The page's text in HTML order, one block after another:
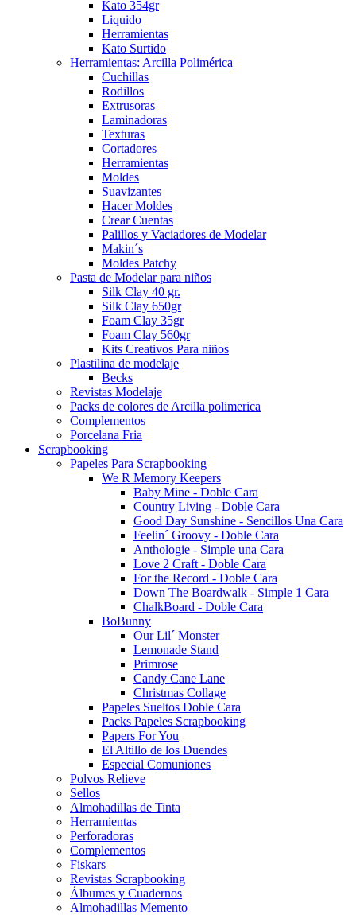
Kato 354gr
Liquido
Herramientas
Kato Surtido
Herramientas: Arcilla Polimérica
Cuchillas
Rodillos
Extrusoras
Laminadoras
Texturas
Cortadores
Herramientas
Moldes
Suavizantes
Hacer Moldes
Crear Cuentas
Palillos y Vaciadores de Modelar
Makin´s
Moldes Patchy
Pasta de Modelar para niños
Silk Clay 40 gr.
Silk Clay 650gr
Foam Clay 35gr
Foam Clay 560gr
Kits Creativos Para niños
Plastilina de modelaje
Becks
Revistas Modelaje
Packs de colores de Arcilla polimerica
Complementos
Porcelana Fria
Scrapbooking
Papeles Para Scrapbooking
We R Memory Keepers
Baby Mine - Doble Cara
Country Living - Doble Cara
Good Day Sunshine - Sencillos Una Cara
Feelin´ Groovy - Doble Cara
Anthologie - Simple una Cara
Love 2 Craft - Doble Cara
For the Record - Doble Cara
Down The Boardwalk - Simple 1 Cara
ChalkBoard - Doble Cara
BoBunny
Our Lil´ Monster
Lemonade Stand
Primrose
Candy Cane Lane
Christmas Collage
Papeles Sueltos Doble Cara
Packs Papeles Scrapbooking
Papers For You
El Altillo de los Duendes
Especial Comuniones
Polvos Relieve
Sellos
Almohadillas de Tinta
Herramientas
Perforadoras
Complementos
Fiskars
Revistas Scrapbooking
Álbumes y Cuadernos
Almohadillas Memento